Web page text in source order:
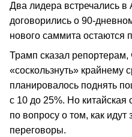
Два лидера встречались в
договорились о 90-
нового саммита остаются
Трамп сказал репортерам,
«соскользнуть» крайнему
планировалось поднять
с 10 до 25%. Но китайская
по вопросу о том, как
переговоры.